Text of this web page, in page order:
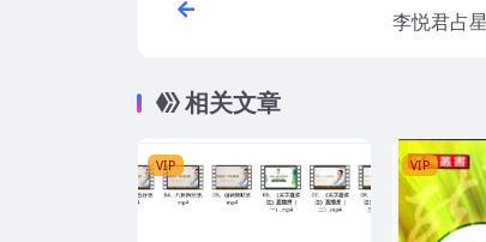
李悦君占
相关文章
VIP VIP